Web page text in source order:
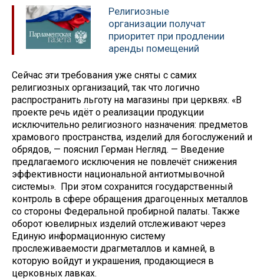
Религиозные
организации получат
приоритет при продлении
аренды помещений
Сейчас эти требования уже сняты с самих
религиозных организаций, так что логично
распространить льготу на магазины при церквях. «В
проекте речь идёт о реализации продукции
исключительно религиозного назначения: предметов
храмового пространства, изделий для богослужений и
обрядов, — пояснил Герман Негляд. — Введение
предлагаемого исключения не повлечёт снижения
эффективности национальной антиотмывочной
системы». При этом сохранится государственный
контроль в сфере обращения драгоценных металлов
со стороны Федеральной пробирной палаты. Также
оборот ювелирных изделий отслеживают через
Единую информационную систему
прослеживаемости драгметаллов и камней, в
которую войдут и украшения, продающиеся в
церковных лавках.